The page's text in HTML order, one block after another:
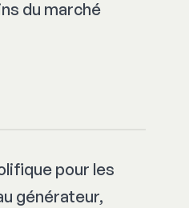
du marché
pour les
générateur,